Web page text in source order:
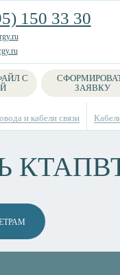
150 33 30
С
ЗАЯВКУ
и кабели связи